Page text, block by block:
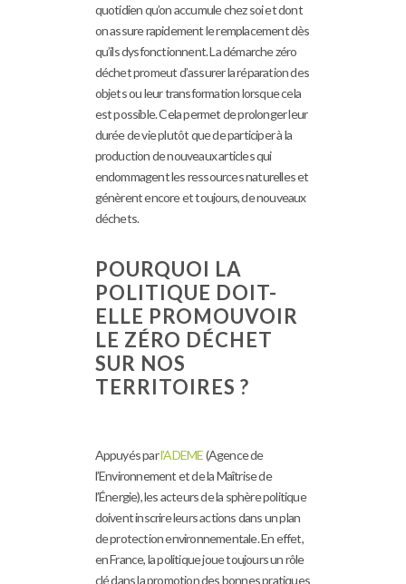
quotidien qu’on accumule chez soi et dont
on assure rapidement le remplacement dès
qu’ils dysfonctionnent. La démarche zéro
déchet promeut d’assurer la réparation des
objets ou leur transformation lorsque cela
est possible. Cela permet de prolonger leur
durée de vie plutôt que de participer à la
production de nouveaux articles qui
endommagent les ressources naturelles et
génèrent encore et toujours, de nouveaux
déchets.
POURQUOI LA
POLITIQUE DOIT-
ELLE PROMOUVOIR
LE ZÉRO DÉCHET
SUR NOS
TERRITOIRES ?
Appuyés parl’ADEME(Agence de
l’Environnement et de la Maîtrise de
l’Énergie), les acteurs de la sphère politique
doivent inscrire leurs actions dans un plan
de protection environnementale. En effet,
en France, la politique joue toujours un rôle
clé dans la promotion des bonnes pratiques